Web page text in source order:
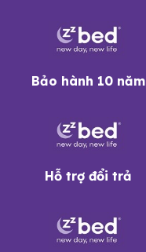
Bảo hành 10 năm
Hỗ trợ đổi trả